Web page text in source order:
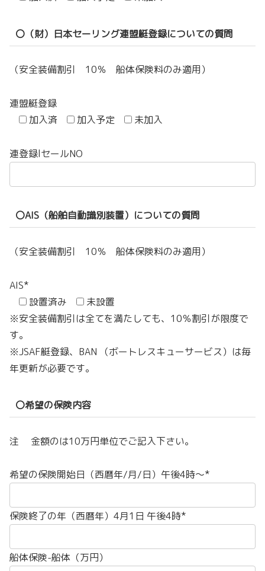
〇（財）日本セーリング連盟艇登録についての質問
（安全装備割引 10％ 船体保険料のみ適用）
連盟艇登録
加入済
加入予定 未加入
連登録lセールNO
〇AIS（船舶自動識別装置）についての質問
（安全装備割引 10％ 船体保険料のみ適用）
AIS*
設置済み
未設置
※安全装備割引は全てを満たしても、10％割引が限度で
す。
※JSAF艇登録、BAN （ボートレスキューサービス）は毎
年更新が必要です。
〇希望の保険内容
注 金額のは10万円単位でご記入下さい。
希望の保険開始日（西暦年/月/日）午後4時～*
保険終了の年（西暦年）4月1日 午後4時*
船体保険-船体（万円）